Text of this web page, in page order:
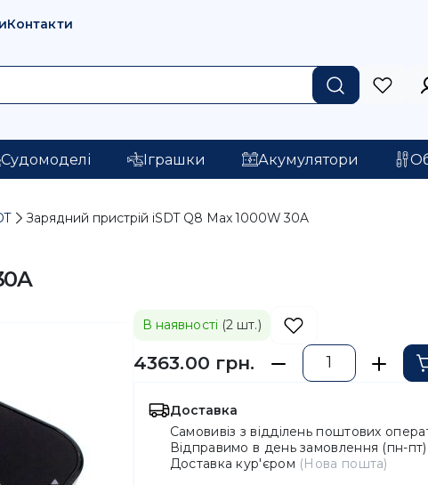
Контакти
Судомоделі Іграшки Акумулятори
Зарядний пристрій iSDT Q8 Max 1000W 30A
В наявності (2 шт.)
4363.00 грн.
Доставка
Самовивіз з відділень поштових
Відправимо в день замовлення (пн-
Доставка кур'єром (Нова пошта)